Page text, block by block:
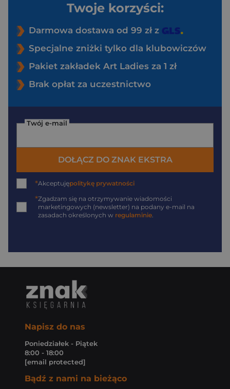
Twoje korzyści:
Darmowa dostawa od 99 zł z
Specjalne zniżki tylko dla klubowiczów
Pakiet zakładek Art Ladies za 1 zł
Brak opłat za uczestnictwo
Twój e-mail
DOŁĄCZ DO ZNAK EKSTRA
*Akceptujępolitykę prywatności
*Zgadzam się na otrzymywanie wiadomości
marketingowych (newsletter) na podany e-mail na
zasadach określonych w regulaminie.
Napisz do nas
Poniedziałek - Piątek
8:00 - 18:00
[email protected]
Bądź z nami na bieżąco